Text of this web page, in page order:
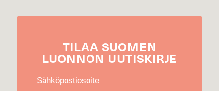
TILAA SUOMEN
LUONNON UUTIS­KIRJE
Sähköpostiosoite